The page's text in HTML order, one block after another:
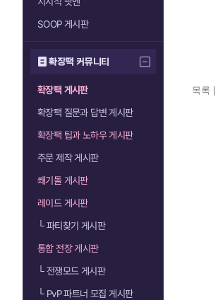
SOOP 게시판
확장팩 커뮤니티
확장팩 게시판
확장팩 질문과 답변 게시판
확장팩 팁과 노하우 게시판
주문 제작 게시판
쐐기돌 게시판
레이드 게시판
└파티찾기 게시판
통합 전장 게시판
└전쟁모드 게시판
└PvP 파트너 모집 게시판
목록